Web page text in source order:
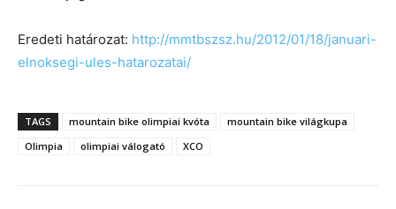
Eredeti határozat: http://mmtbszsz.hu/2012/01/18/januari-
elnoksegi-ules-hatarozatai/
TAGS mountain bike olimpiai kvóta
mountain bike világkupa
Olimpia
olimpiai válogató XCO